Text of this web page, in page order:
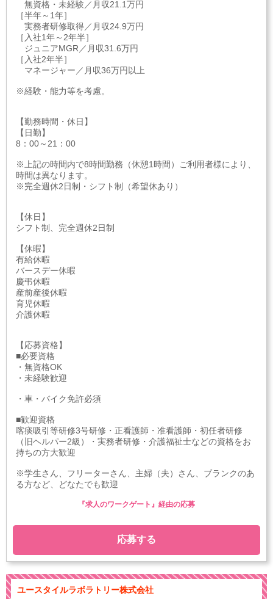
無資格・未経験／月収21.1万円
［半年～1年］
実務者研修取得／月収24.9万円
［入社1年～2年半］
ジュニアMGR／月収31.6万円
［入社2年半］
マネージャー／月収36万円以上
※経験・能力等を考慮。
【勤務時間・休日】
【日勤】
8：00～21：00
※上記の時間内で8時間勤務（休憩1時間）ご利用者様により、
時間は異なります。
※完全週休2日制・シフト制（希望休あり）
【休日】
シフト制、完全週休2日制
【休暇】
有給休暇
バースデー休暇
慶弔休暇
産前産後休暇
育児休暇
介護休暇
【応募資格】
■必要資格
・無資格OK
・未経験歓迎
・車・バイク免許必須
■歓迎資格
喀痰吸引等研修3号研修・正看護師・准看護師・初任者研修
（旧ヘルパー2級）・実務者研修・介護福祉士などの資格をお
持ちの方大歓迎
※学生さん、フリーターさん、主婦（夫）さん、ブランクのあ
る方など、どなたでも歓迎
応募する
『求人のワークゲート』経由の応募
ユースタイルラボラトリー株式会社